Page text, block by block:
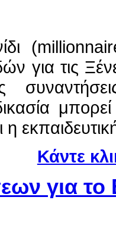
για τις
Κάντε
για